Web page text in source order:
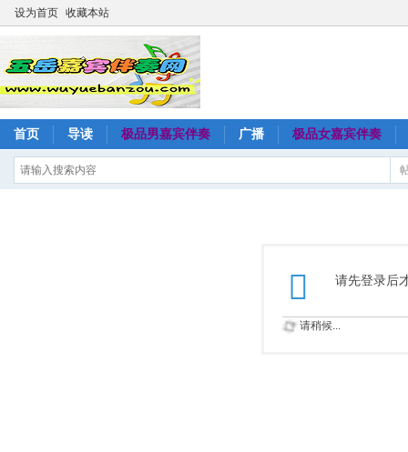
设为首页 收藏本站
首页 导读 极品男嘉宾伴奏 广播 极品女嘉宾伴奏
请先登录后
请稍候...